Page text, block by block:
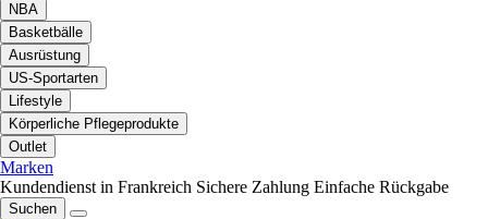
NBA
Basketbälle
Ausrüstung
US-Sportarten
Lifestyle
Körperliche Pflegeprodukte
Outlet
Marken
Kundendienst in Frankreich Sichere Zahlung Einfache Rückgabe
Suchen